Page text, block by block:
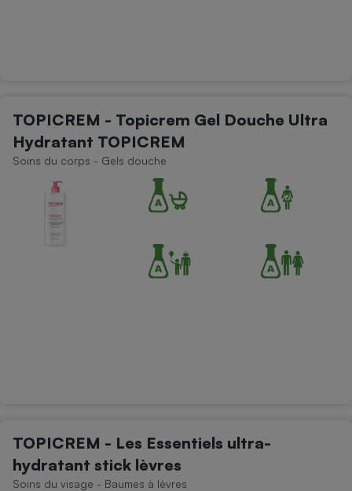
TOPICREM - Topicrem Gel Douche Ultra
Hydratant TOPICREM
Soins du corps - Gels douche
TOPICREM - Les Essentiels ultra-
hydratant stick lèvres
Soins du visage - Baumes à lèvres